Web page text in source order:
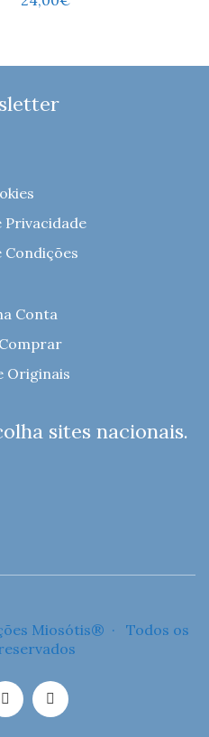
Privacidade
Condições
Conta
Originais
sites nacionais.
Miosótis® · Todos os